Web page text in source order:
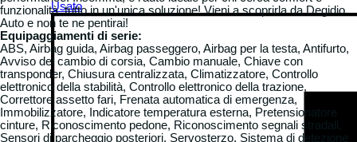
Usato▼
funzionalità, tutto in un'unica soluzione! Vieni a scoprirla da Degidio
Auto e non te ne pentirai!
Equipaggiamenti di serie:
ABS, Airbag guida, Airbag passeggero, Airbag per la testa, Antifurto,
Avviso del cambio di corsia, Cambio manuale, Chiave con
transponder, Chiusura centralizzata, Climatizzatore, Controllo
elettronico della stabilità, Controllo elettronico della trazione,
Correttore assetto fari, Frenata automatica di emergenza,
Immobilizzatore, Indicatore temperatura esterna, Pretensionatore
cinture, Riconoscimento pedone, Riconoscimento segnali stradali,
Sensori di parcheggio posteriori, Servosterzo, Sistema di detezione